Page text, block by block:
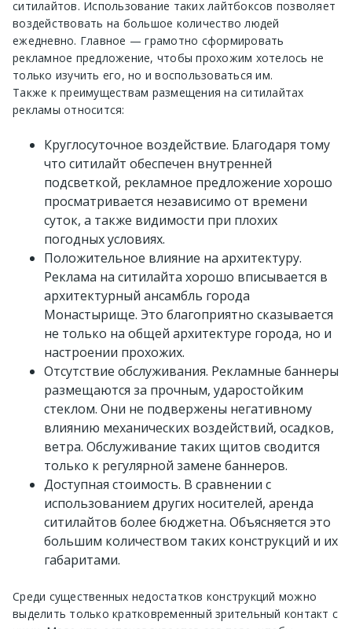
ситилайтов. Использование таких лайтбоксов позволяет
воздействовать на большое количество людей
ежедневно. Главное — грамотно сформировать
рекламное предложение, чтобы прохожим хотелось не
только изучить его, но и воспользоваться им.
Также к преимуществам размещения на ситилайтах
рекламы относится:
Круглосуточное воздействие. Благодаря тому
что ситилайт обеспечен внутренней
подсветкой, рекламное предложение хорошо
просматривается независимо от времени
суток, а также видимости при плохих
погодных условиях.
Положительное влияние на архитектуру.
Реклама на ситилайта хорошо вписывается в
архитектурный ансамбль города
Монастырище. Это благоприятно сказывается
не только на общей архитектуре города, но и
настроении прохожих.
Отсутствие обслуживания. Рекламные баннеры
размещаются за прочным, ударостойким
стеклом. Они не подвержены негативному
влиянию механических воздействий, осадков,
ветра. Обслуживание таких щитов сводится
только к регулярной замене баннеров.
Доступная стоимость. В сравнении с
использованием других носителей, аренда
ситилайтов более бюджетна. Объясняется это
большим количеством таких конструкций и их
габаритами.
Среди существенных недостатков конструкций можно
выделить только кратковременный зрительный контакт с